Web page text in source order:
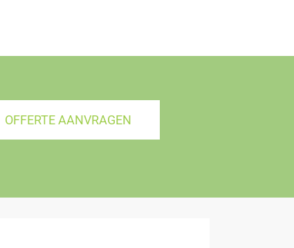
OFFERTE AANVRAGEN